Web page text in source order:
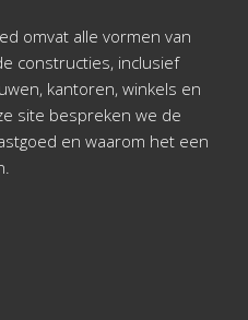
omvat alle vormen van
constructies, inclusief
kantoren, winkels en
site bespreken we de
en waarom het een